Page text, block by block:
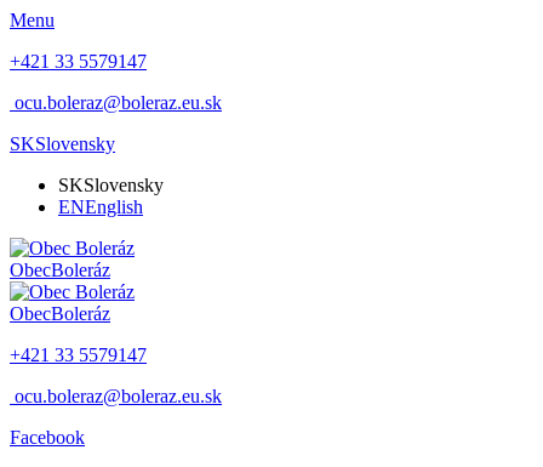
Menu
+421 33 5579147
ocu.boleraz@boleraz.eu.sk
SKSlovensky
SKSlovensky
ENEnglish
ObecBoleráz
ObecBoleráz
+421 33 5579147
ocu.boleraz@boleraz.eu.sk
Facebook